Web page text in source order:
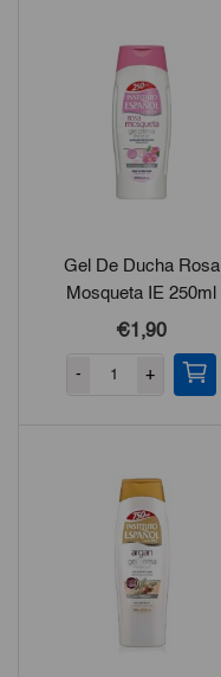
Gel De Ducha Rosa
Mosqueta IE 250ml
€1,90
- +